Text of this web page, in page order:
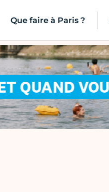
Que faire à Paris ?